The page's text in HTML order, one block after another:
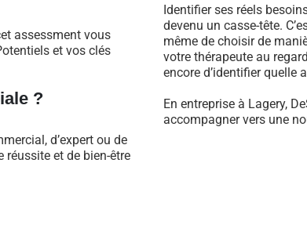
assessment vous
et vos clés
?
d’expert ou de
et de bien-être
Identifier ses réels
devenu un casse-tête.
même de choisir de
votre thérapeute au
encore d’identifier quelle
En entreprise à Lagery,
accompagner vers une